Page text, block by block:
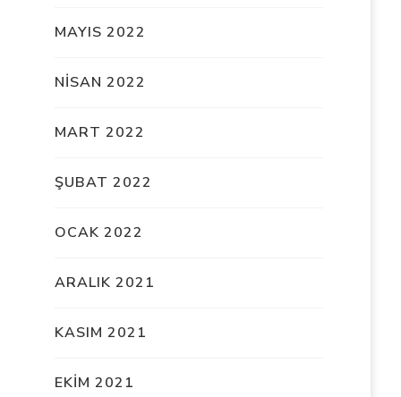
MAYIS 2022
NISAN 2022
MART 2022
ŞUBAT 2022
OCAK 2022
ARALIK 2021
KASIM 2021
EKIM 2021